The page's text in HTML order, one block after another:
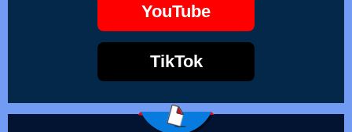
YouTube
TikTok